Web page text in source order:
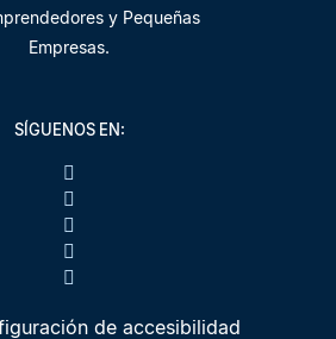
y Pequeñas
Empresas.
SÍGUENOS EN:
de accesibilidad